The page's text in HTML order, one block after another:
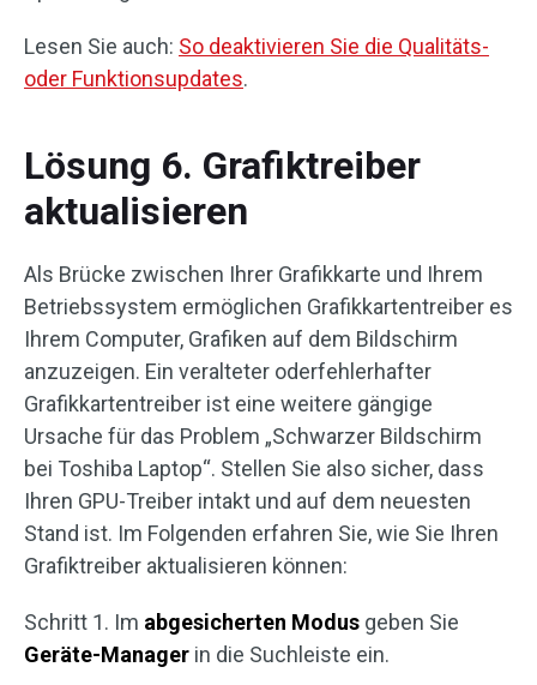
Lesen Sie auch: So deaktivieren Sie die Qualitäts-
oder Funktionsupdates.
Lösung 6. Grafiktreiber
aktualisieren
Als Brücke zwischen Ihrer Grafikkarte und Ihrem
Betriebssystem ermöglichen Grafikkartentreiber es
Ihrem Computer, Grafiken auf dem Bildschirm
anzuzeigen. Ein veralteter oderfehlerhafter
Grafikkartentreiber ist eine weitere gängige
Ursache für das Problem „Schwarzer Bildschirm
bei Toshiba Laptop“. Stellen Sie also sicher, dass
Ihren GPU-Treiber intakt und auf dem neuesten
Stand ist. Im Folgenden erfahren Sie, wie Sie Ihren
Grafiktreiber aktualisieren können:
Schritt 1. Im abgesicherten Modus geben Sie
Geräte-Manager in die Suchleiste ein.